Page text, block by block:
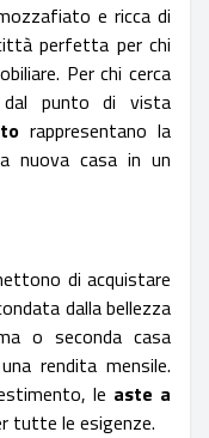
e ricca di
perfetta per chi
Per chi cerca
dal punto di vista
rappresentano la
nuova casa in un
di acquistare
dalla bellezza
o seconda casa
rendita mensile.
le aste a
tutte le esigenze.